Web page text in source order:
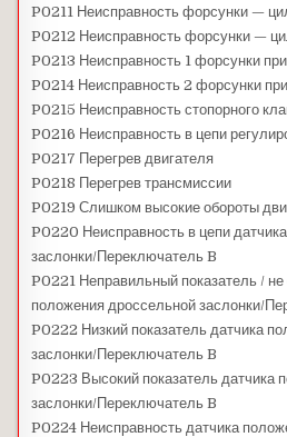
P0211 Неисправность форсунки —
P0212 Неисправность форсунки —
P0213 Неисправность 1 форсунки
P0214 Неисправность 2 форсунки
P0215 Неисправность стопорного
P0216 Неисправность в цепи
P0217 Перегрев двигателя
P0218 Перегрев трансмиссии
P0219 Слишком высокие обороты
P0220 Неисправность в цепи
заслонки/Переключатель B
P0221 Неправильный показатель / не
положения дроссельной заслонки/
P0222 Низкий показатель датчика
заслонки/Переключатель B
P0223 Высокий показатель датчика
заслонки/Переключатель B
P0224 Неисправность датчика